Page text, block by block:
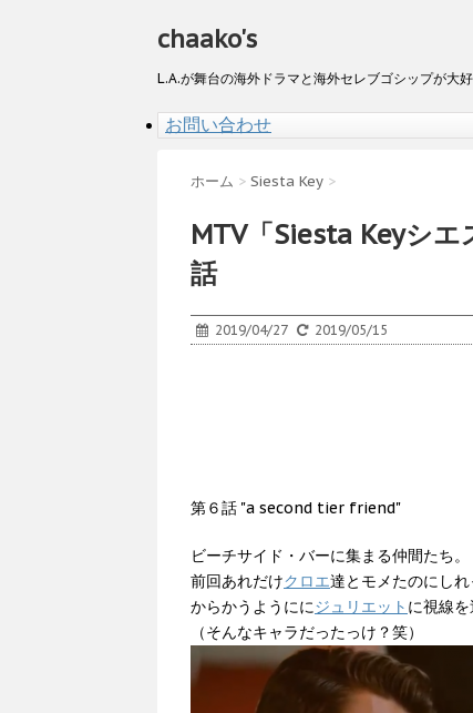
chaako's
L.A.が舞台の海外ドラマと海外セレブゴシップが大
お問い合わせ
ホーム > Siesta Key >
MTV「Siesta Keyシ
話
2019/04/27 2019/05/15
第６話 "a second tier friend"
ビーチサイド・バーに集まる仲間たち。
前回あれだけクロエ達とモメたのにし
からかうようににジュリエット に視線を
（そんなキャラだったっけ？笑）